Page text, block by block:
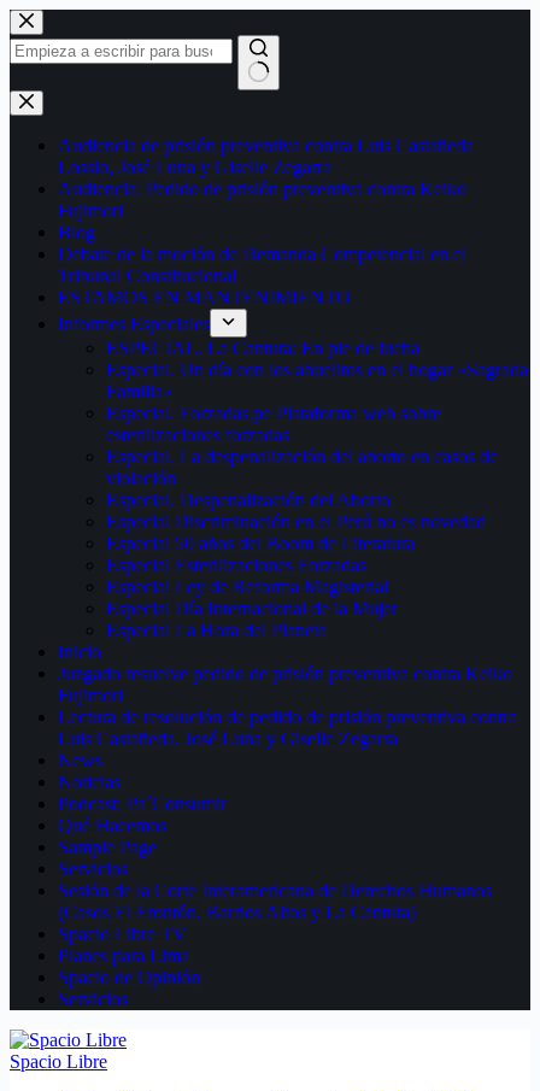
Saltar
al
contenido
Sin
resultados
Audiencia de prisión preventiva contra Luis Castañeda
Lossio, José Luna y Giselle Zegarra
Audiencia: Pedido de prisión preventiva contra Keiko
Fujimori
Blog
Debate de la moción de Demanda Competencial en el
Tribunal Constitucional
ESTAMOS EN MANTENIMIENTO
Informes Especiales
ESPECIAL. La Cantuta: En pie de lucha
Especial. Un día con los abuelitos en el hogar «Sagrada
Familia»
Especial. Forzadas.pe Plataforma web sobre
esterilizaciones forzadas
Especial. La despenalización del aborto en casos de
violación
Especial. Despenalización del Aborto
Especial Discriminación en el Perú no es novedad
Especial 50 años del Boom de Literatura
Especial Esterilizaciones Forzadas
Especial Ley de Reforma Magisterial
Especial Día Internacional de la Mujer
Especial La Hora del Planeta
Inicio
Juzgado resuelve pedido de prisión preventiva contra Keiko
Fujimori
Lectura de resolución de pedido de prisión preventiva contra
Luis Castañeda, José Luna y Giselle Zegarra
News
Noticias
Podcast: Pa´Consumir
Qué Hacemos
Sample Page
Servicios
Sesión de la Corte Interamericana de Derechos Humanos
(Casos El Frontón, Barrios Altos y La Cantuta)
Spacio Libre TV
Planes para Lima
Spacio de Opinión
Servicios
Spacio Libre